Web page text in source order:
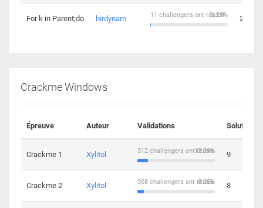
For k in Parent;do birdynam 0.29%
11 challengers ont réussi 2
Crackme Windows
Épreuve Auteur Validations Solutions
Crackme 1 Xylitol 13.39%
512 challengers ont réussi 9
Crackme 2 Xylitol 8.05%
308 challengers ont réussi 8